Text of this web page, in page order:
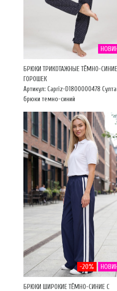
БРЮКИ ТРИКОТАЖНЫЕ ТЁМНО-
ГОРОШЕК
Артикул: Capriz-D1800000478
брюки темно-синий
-20%
БРЮКИ ШИРОКИЕ ТЁМНО-СИНИЕ С